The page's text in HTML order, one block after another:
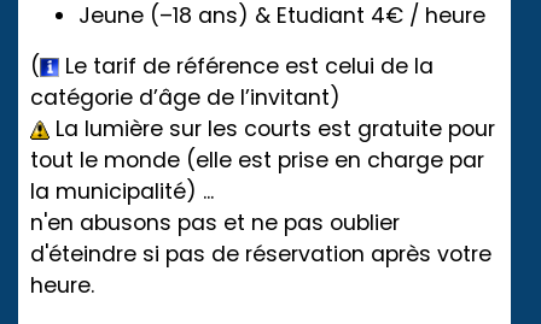
Jeune (–18 ans) & Etudiant 4€ / heure
(
Le tarif de référence est celui de la
catégorie d’âge de l’invitant)
La lumière sur les courts est gratuite pour
tout le monde (elle est prise en charge par
la municipalité) ...
n'en abusons pas et ne pas oublier
d'éteindre si pas de réservation après votre
heure.